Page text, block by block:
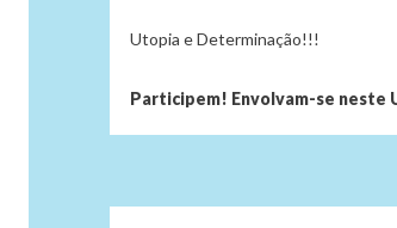
Utopia e Determinação!!!
Participem! Envolvam-se neste